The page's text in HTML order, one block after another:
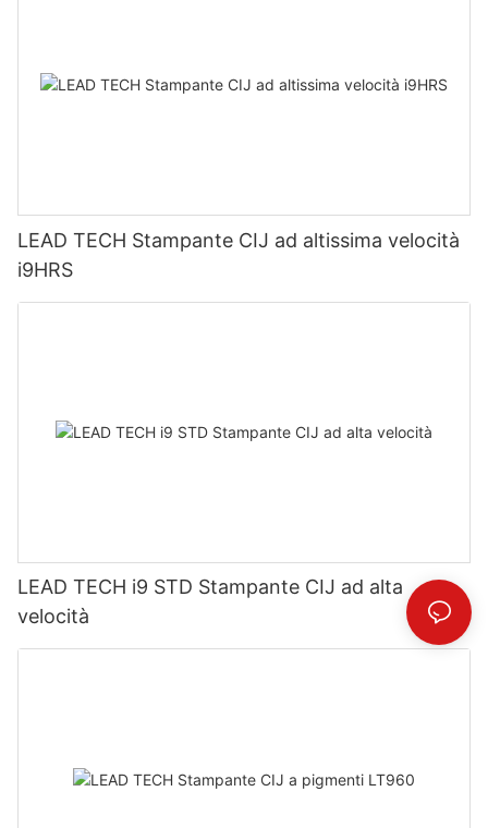
LEAD TECH Stampante CIJ ad altissima velocità
i9HRS
LEAD TECH i9 STD Stampante CIJ ad alta
velocità